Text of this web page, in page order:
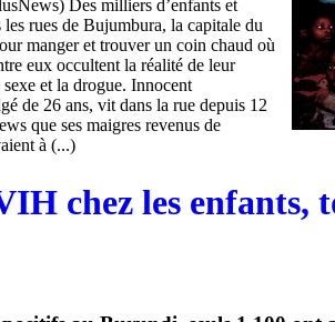
Des milliers d’enfants et
rues de Bujumbura, la capitale du
manger et trouver un coin chaud où
eux occultent la réalité de leur
et la drogue. Innocent
de 26 ans, vit dans la rue depuis 12
que ses maigres revenus de
à (...)
chez les enfants,